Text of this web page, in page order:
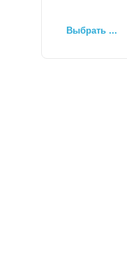
Выбрать ...